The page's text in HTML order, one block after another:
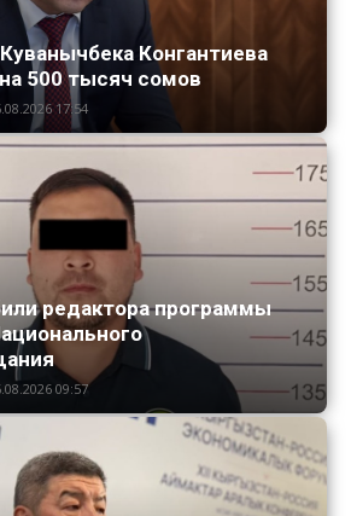
Конгантиева
500 тысяч сомов
17:54
редактора программы
09:57